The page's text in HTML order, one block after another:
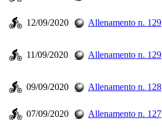
12/09/2020 Allenamento n. 129
11/09/2020 Allenamento n. 129
09/09/2020 Allenamento n. 128
07/09/2020 Allenamento n. 127